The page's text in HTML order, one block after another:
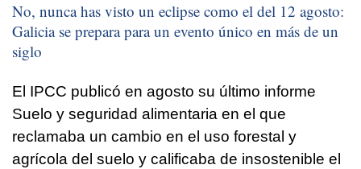
No, nunca has visto un eclipse como el del 12 agosto:
Galicia se prepara para un evento único en más de un
siglo
El IPCC publicó en agosto su último informe
Suelo y seguridad alimentaria en el que
reclamaba un cambio en el uso forestal y
agrícola del suelo y calificaba de insostenible el